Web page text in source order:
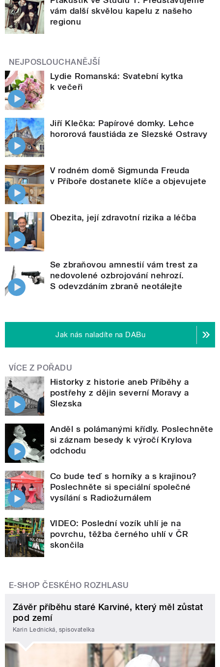
vám další skvělou kapelu z našeho
regionu
NEJPOSLOUCHANĚJŠÍ
Lydie Romanská: Svatební kytka
k večeři
Jiří Klečka: Papírové domky. Lehce
hororová faustiáda ze Slezské Ostravy
V rodném domě Sigmunda Freuda
v Příboře dostanete klíče a objevujete
Obezita, její zdravotní rizika a léčba
Se zbraňovou amnestií vám trest za
nedovolené ozbrojování nehrozí.
S odevzdáním zbraně neotálejte
Jak nás naladíte na DABu
VÍCE Z POŘADU
Historky z historie aneb Příběhy a
postřehy z dějin severní Moravy a
Slezska
Anděl s polámanými křídly. Poslechněte
si záznam besedy k výročí Krylova
odchodu
Co bude teď s horníky a s krajinou?
Poslechněte si speciální společné
vysílání s Radiožurnálem
VIDEO: Poslední vozík uhlí je na
povrchu, těžba černého uhlí v ČR
skončila
E-SHOP ČESKÉHO ROZHLASU
Závěr příběhu staré Karviné, který měl zůstat
pod zemí
Karin Lednická, spisovatelka